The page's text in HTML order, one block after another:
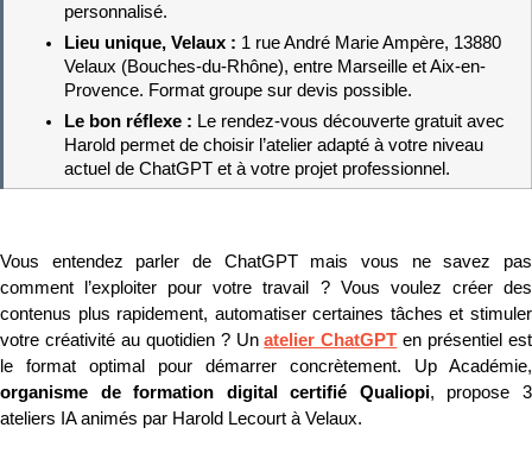
personnalisé.
Lieu unique, Velaux : 1 rue André Marie Ampère, 13880
Velaux (Bouches-du-Rhône), entre Marseille et Aix-en-
Provence. Format groupe sur devis possible.
Le bon réflexe : Le rendez-vous découverte gratuit avec
Harold permet de choisir l’atelier adapté à votre niveau
actuel de ChatGPT et à votre projet professionnel.
Vous entendez parler de ChatGPT mais vous ne savez pas
comment l’exploiter pour votre travail ? Vous voulez créer des
contenus plus rapidement, automatiser certaines tâches et stimuler
votre créativité au quotidien ? Un atelier ChatGPT en présentiel est
organisme de formation digital certifié Qualiopi, propose 3
ateliers IA animés par Harold Lecourt à Velaux.